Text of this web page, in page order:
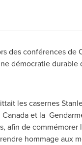
des conférences de
démocratie
les casernes
Canadaet la
de commémorer
hommage aux